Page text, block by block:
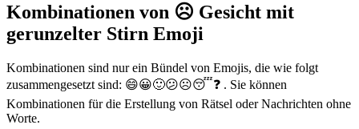
Kombinationen von ☹️ Gesicht mit
gerunzelter Stirn Emoji
Kombinationen sind nur ein Bündel von Emojis, die wie folgt
zusammengesetzt sind: 😄😀🙂😕☹️😴❓ . Sie können
Kombinationen für die Erstellung von Rätsel oder Nachrichten ohne
Worte.